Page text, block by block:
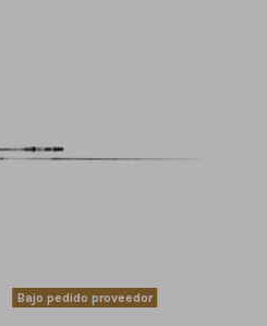
Bajo pedido proveedor